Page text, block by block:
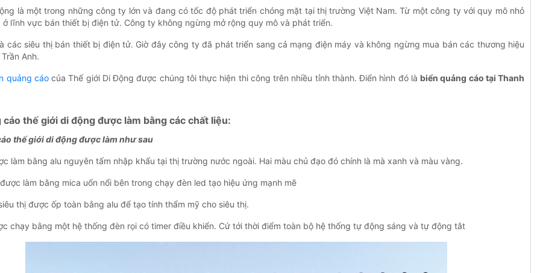
là một trong những công ty lớn và đang có tốc độ phát triển chóng mặt tại thị trường Việt Nam. Từ một công ty với quy mô nhỏ
ở lĩnh vực bán thiết bị điện tử. Công ty không ngừng mở rộng quy mô và phát triển.
các siêu thị bán thiết bị điện tử. Giờ đây công ty đã phát triển sang cả mạng điện máy và không ngừng mua bán các thương hiệu
Anh.
quảng cáocủa Thế giới Di Động được chúng tôi thực hiện thi công trên nhiều tỉnh thành. Điển hình đó là biển quảng cáo tại Thanh
cáo thế giới di động được làm bằng các chất liệu:
thế giới di động được làm như sau
làm bằng alu nguyên tấm nhập khẩu tại thị trường nước ngoài. Hai màu chủ đạo đó chính là mà xanh và màu vàng.
làm bằng mica uốn nổi bên trong chạy đèn led tạo hiệu ứng mạnh mẽ
thị được ốp toàn bằng alu để tạo tính thẩm mỹ cho siêu thị.
chạy bằng một hệ thống đèn rọi có timer điều khiển. Cứ tới thời điểm toàn bộ hệ thống tự động sáng và tự động tắt